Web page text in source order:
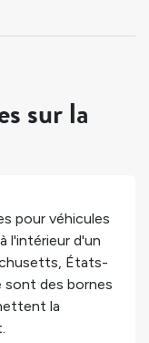
sur la
pour véhicules
l'intérieur d'un
, États-
sont des bornes
la